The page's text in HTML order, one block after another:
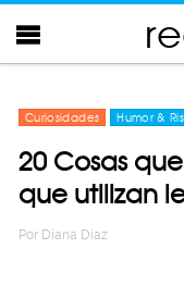
Curiosidades Humor &
20 Cosas
que utilizan
Por Diana Diaz